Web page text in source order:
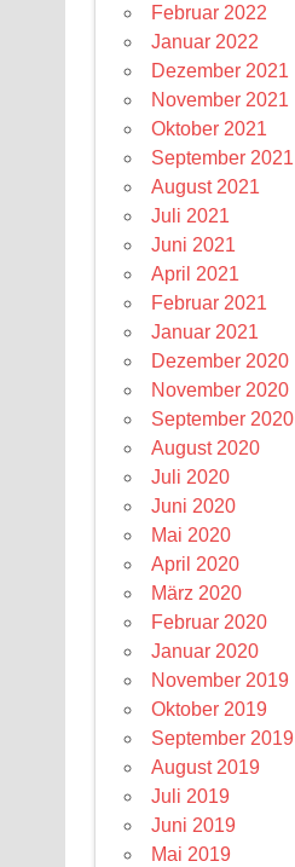
Februar 2022
Januar 2022
Dezember 2021
November 2021
Oktober 2021
September 2021
August 2021
Juli 2021
Juni 2021
April 2021
Februar 2021
Januar 2021
Dezember 2020
November 2020
September 2020
August 2020
Juli 2020
Juni 2020
Mai 2020
April 2020
März 2020
Februar 2020
Januar 2020
November 2019
Oktober 2019
September 2019
August 2019
Juli 2019
Juni 2019
Mai 2019